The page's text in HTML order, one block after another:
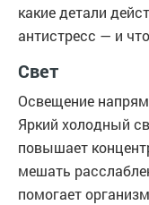
какие детали
антистресс — и
Свет
Освещение
Яркий холодный
повышает
мешать
помогает